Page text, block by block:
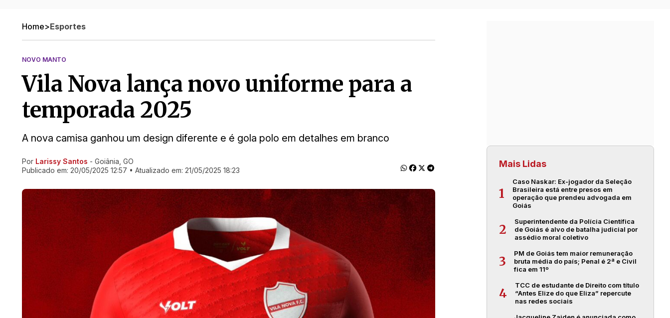
Home>Esportes
NOVO MANTO
Vila Nova lança novo uniforme para a
temporada 2025
A nova camisa ganhou um design diferente e é gola polo em detalhes em branco
Ir direto pra matéria
Por Larissy Santos - Goiânia, GO
Publicado em: 20/05/2025 12:57 • Atualizado em: 21/05/2025 18:23
Mais Lidas
1
Caso Naskar: Ex-jogador da Seleção
Brasileira está entre presos em
operação que prendeu advogada em
Goiás
2
Superintendente da Polícia Científica
de Goiás é alvo de batalha judicial por
assédio moral coletivo
3
PM de Goiás tem maior remuneração
bruta média do país; Penal é 2ª e Civil
fica em 11º
4
TCC de estudante de Direito com título
“Antes Elize do que Eliza” repercute
nas redes sociais